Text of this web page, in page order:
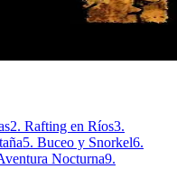
2. Rafting en Ríos3.
5. Buceo y Snorkel6.
Nocturna9.